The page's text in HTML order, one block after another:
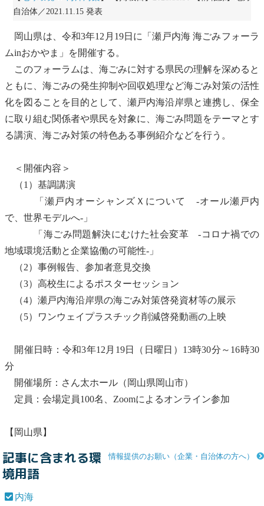
自治体／2021.11.15 発表
岡山県は、令和3年12月19日に「瀬戸内海海ごみフォーラ
ムinおかやま」を開催する。
このフォーラムは、海ごみに対する県民の理解を深めると
ともに、海ごみの発生抑制や回収処理など海ごみ対策の活性
化を図ることを目的として、瀬戸内海沿岸県と連携し、保全
に取り組む関係者や県民を対象に、海ごみ問題をテーマとす
る講演、海ごみ対策の特色ある事例紹介などを行う。
＜開催内容＞
（1）基調講演
「瀬戸内オーシャンズＸについて -オール瀬戸内
で、世界モデルへ-」
「海ごみ問題解決にむけた社会変革 -コロナ禍での
地域環境活動と企業協働の可能性-」
（2）事例報告、参加者意見交換
（3）高校生によるポスターセッション
（4）瀬戸内海沿岸県の海ごみ対策啓発資材等の展示
（5）ワンウェイプラスチック削減啓発動画の上映
開催日時：令和3年12月19日（日曜日）13時30分～16時30
分
開催場所：さん太ホール（岡山県岡山市）
定員：会場定員100名、Zoomによるオンライン参加
【岡山県】
情報提供のお願い（企業・自治体の方へ）
記事に含まれる環
境用語
内海